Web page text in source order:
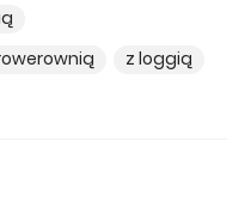
z loggią